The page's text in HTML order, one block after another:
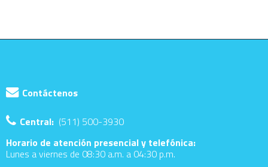
Contáctenos
Central: (511) 500-3930
Horario de atención presencial y telefónica:
Lunes a viernes de 08:30 a.m. a 04:30 p.m.